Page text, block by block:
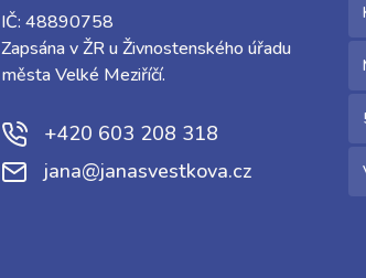
IČ: 48890758
Zapsána v ŽR u Živnostenského úřadu
města Velké Meziříčí.
+420 603 208 318
jana@janasvestkova.cz